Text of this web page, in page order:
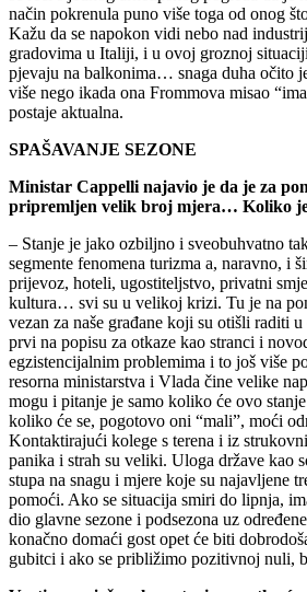
način pokrenula puno više toga od onog
Kažu da se napokon vidi nebo nad
gradovima u Italiji, i u ovoj groznoj
pjevaju na balkonima… snaga duha očito
više nego ikada ona Frommova misao
postaje aktualna.
SPAŠAVANJE SEZONE
Ministar Cappelli najavio je da je za
pripremljen velik broj mjera… Koliko
– Stanje je jako ozbiljno i sveobuhvatno
segmente fenomena turizma a, naravno, i
prijevoz, hoteli, ugostiteljstvo, privatni
kultura… svi su u velikoj krizi. Tu je na
vezan za naše građane koji su otišli raditi u
prvi na popisu za otkaze kao stranci i
egzistencijalnim problemima i to još više
resorna ministarstva i Vlada čine velike
mogu i pitanje je samo koliko će ovo
koliko će se, pogotovo oni “mali”, moći
Kontaktirajući kolege s terena i iz
panika i strah su veliki. Uloga države kao
stupa na snagu i mjere koje su najavljene
pomoći. Ako se situacija smiri do lipnja,
dio glavne sezone i podsezona uz
konačno domaći gost opet će biti
gubitci i ako se približimo pozitivnoj nuli,